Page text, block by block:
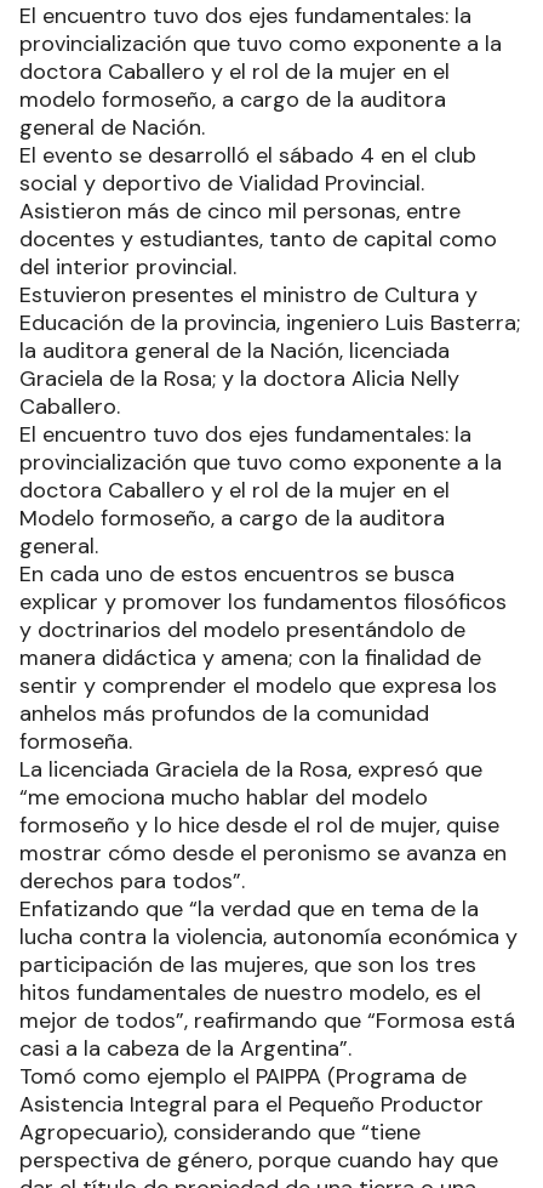
El encuentro tuvo dos ejes fundamentales: la
provincialización que tuvo como exponente a la
doctora Caballero y el rol de la mujer en el
modelo formoseño, a cargo de la auditora
general de Nación.
El evento se desarrolló el sábado 4 en el club
social y deportivo de Vialidad Provincial.
Asistieron más de cinco mil personas, entre
docentes y estudiantes, tanto de capital como
del interior provincial.
Estuvieron presentes el ministro de Cultura y
Educación de la provincia, ingeniero Luis Basterra;
la auditora general de la Nación, licenciada
Graciela de la Rosa; y la doctora Alicia Nelly
Caballero.
El encuentro tuvo dos ejes fundamentales: la
provincialización que tuvo como exponente a la
doctora Caballero y el rol de la mujer en el
Modelo formoseño, a cargo de la auditora
general.
En cada uno de estos encuentros se busca
explicar y promover los fundamentos filosóficos
y doctrinarios del modelo presentándolo de
manera didáctica y amena; con la finalidad de
sentir y comprender el modelo que expresa los
anhelos más profundos de la comunidad
formoseña.
La licenciada Graciela de la Rosa, expresó que
“me emociona mucho hablar del modelo
formoseño y lo hice desde el rol de mujer, quise
mostrar cómo desde el peronismo se avanza en
derechos para todos”.
Enfatizando que “la verdad que en tema de la
lucha contra la violencia, autonomía económica y
participación de las mujeres, que son los tres
hitos fundamentales de nuestro modelo, es el
mejor de todos”, reafirmando que “Formosa está
casi a la cabeza de la Argentina”.
Tomó como ejemplo el PAIPPA (Programa de
Asistencia Integral para el Pequeño Productor
Agropecuario), considerando que “tiene
perspectiva de género, porque cuando hay que